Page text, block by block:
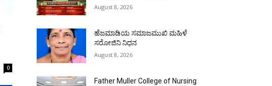
0
August 8, 2026
ಹೆಜಮಾಡಿಯ ಸಮಾಜಮುಖಿ ಮಹಿಳೆ
ಸರೋಜಿನಿ ನಿಧನ
August 8, 2026
Father Muller College of Nursing